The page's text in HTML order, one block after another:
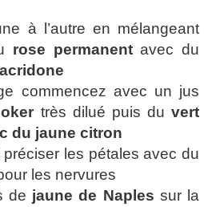
à l’autre en mélangeant
rose permanentavec du
commencez avec un jus
très dilué puis du vert
du jaune citron
les pétales avec du
les nervures
de jaune de Naples sur la